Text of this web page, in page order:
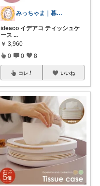
みっちゃま｜暮らし整うお買い物🌿
ideaco イデアコ ティッシュケ
ース ...
￥ 3,960
0 0 8
コレ いいね